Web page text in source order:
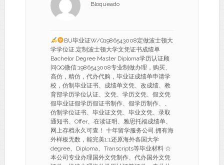
Bloqueado
BU毕业证W/Q1986543008定做波士顿大
学学位证,定制波士顿大学文凭证书成绩单
Bachelor Degree Master Diploma学历认证顾
问QQ微信:1986543008专业制做办理，购买、
高仿，精仿，代办代购，毕业证成绩单申请学
校，仿制毕业证书、成绩单文凭、改成绩、教
育部学历学位认证、文凭、学历文凭、假文凭
假毕业证假学历假证书制作、假学历制作、、
仿制学位证书、毕业证文凭、毕业文凭、录取
通知书、Offer、在读证明、雅思托福成绩单、
网上存档永久可查！ 十年留学服务公司,拥有海
外样板无数，能完美1:1还原海外各国大学
degree、Diploma、Transcripts等毕业材料 ☆
本公司专业办理国外文凭制作、代办国外文凭